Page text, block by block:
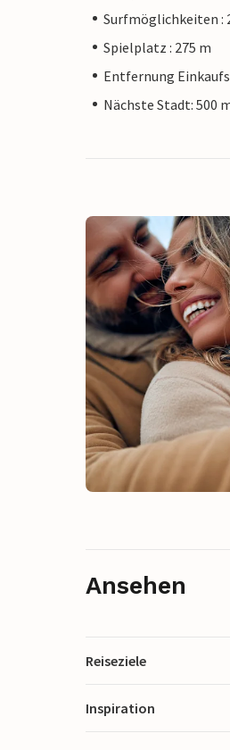
Surfmöglichkeiten :
Spielplatz : 275 m
Entfernung
Nächste Stadt: 500
Ansehen
Reiseziele
Inspiration